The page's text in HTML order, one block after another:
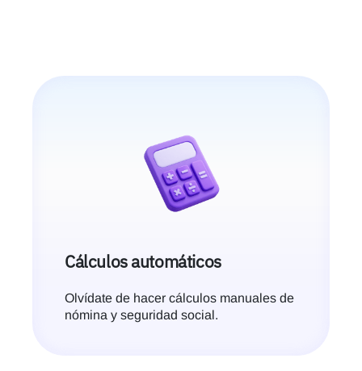
Cálculos automáticos
Olvídate de hacer cálculos manuales de
nómina y seguridad social.